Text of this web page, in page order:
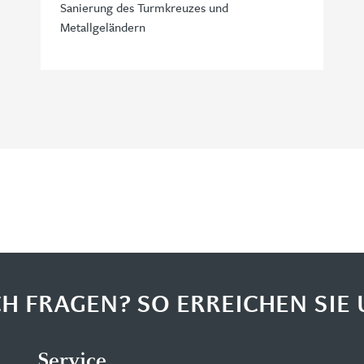
Sanierung des Turmkreuzes und
Metallgeländern
FRAGEN? SO ERREICHEN SIE